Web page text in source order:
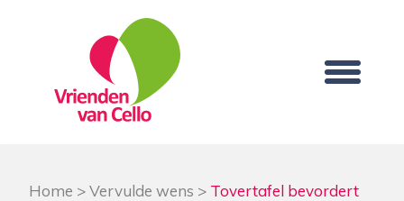
Home >Vervulde wens > Tovertafel bevordert